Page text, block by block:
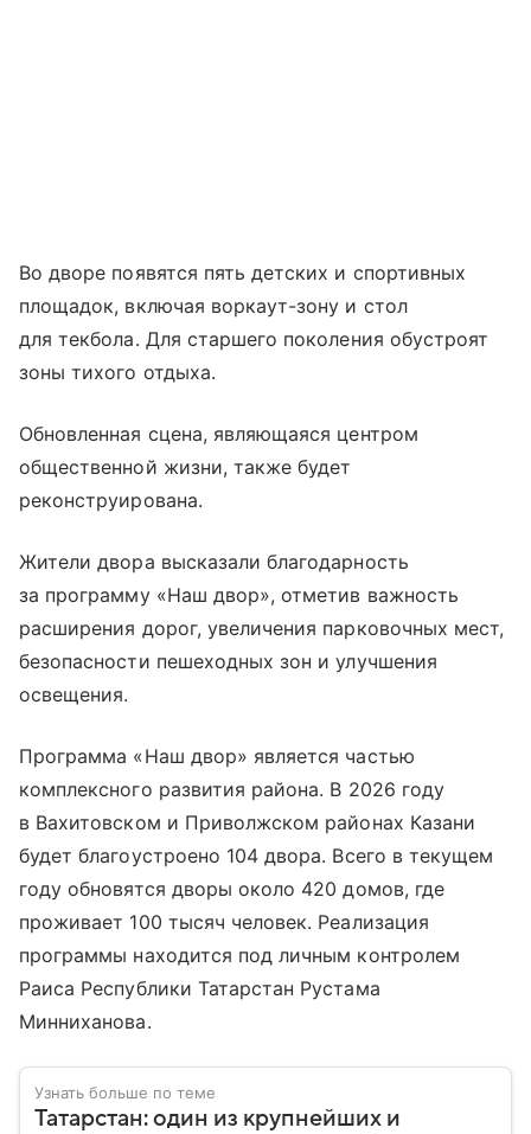
Во дворе появятся пять детских и спортивных
площадок, включая воркаут-зону и стол
для текбола. Для старшего поколения обустроят
зоны тихого отдыха.
Обновленная сцена, являющаяся центром
общественной жизни, также будет
реконструирована.
Жители двора высказали благодарность
за программу «Наш двор», отметив важность
расширения дорог, увеличения парковочных мест,
безопасности пешеходных зон и улучшения
освещения.
Программа «Наш двор» является частью
комплексного развития района. В 2026 году
в Вахитовском и Приволжском районах Казани
будет благоустроено 104 двора. Всего в текущем
году обновятся дворы около 420 домов, где
проживает 100 тысяч человек. Реализация
программы находится под личным контролем
Раиса Республики Татарстан Рустама
Минниханова.
Узнать больше по теме
Татарстан: один из крупнейших и